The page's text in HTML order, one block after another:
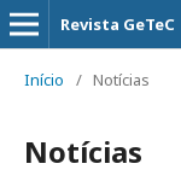
Revista GeTeC
Início / Notícias
Notícias